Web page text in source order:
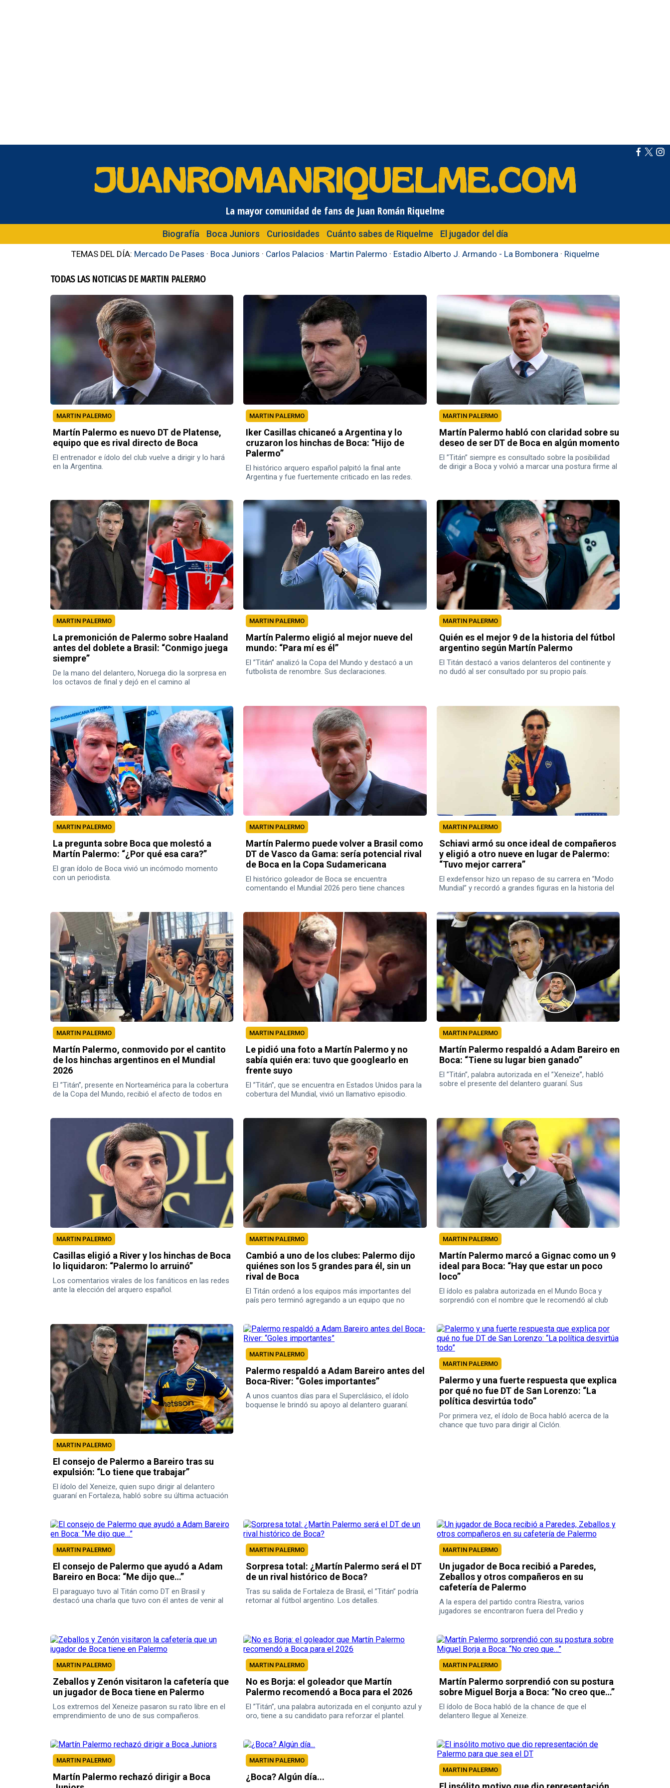
La mayor comunidad de fans de Juan Román Riquelme
Biografía Boca Juniors Curiosidades Cuánto sabes de Riquelme El jugador del día
TEMAS DEL DÍA: Mercado De Pases · Boca Juniors · Carlos Palacios · Martin Palermo · Estadio Alberto J. Armando - La Bombonera · Riquelme
TODAS LAS NOTICIAS DE MARTIN PALERMO
MARTIN PALERMO
Martín Palermo es nuevo DT de Platense,
equipo que es rival directo de Boca
El entrenador e ídolo del club vuelve a dirigir y lo hará
en la Argentina.
MARTIN PALERMO
Iker Casillas chicaneó a Argentina y lo
cruzaron los hinchas de Boca: “Hijo de
Palermo”
El histórico arquero español palpitó la final ante
Argentina y fue fuertemente criticado en las redes.
MARTIN PALERMO
Martín Palermo habló con claridad sobre su
deseo de ser DT de Boca en algún momento
El ”Titán” siempre es consultado sobre la posibilidad
de dirigir a Boca y volvió a marcar una postura firme al
MARTIN PALERMO
La premonición de Palermo sobre Haaland
antes del doblete a Brasil: “Conmigo juega
siempre”
De la mano del delantero, Noruega dio la sorpresa en
los octavos de final y dejó en el camino al
MARTIN PALERMO
Martín Palermo eligió al mejor nueve del
mundo: “Para mí es él”
El ”Titán” analizó la Copa del Mundo y destacó a un
futbolista de renombre. Sus declaraciones.
MARTIN PALERMO
Quién es el mejor 9 de la historia del fútbol
argentino según Martín Palermo
El Titán destacó a varios delanteros del continente y
no dudó al ser consultado por su propio país.
MARTIN PALERMO
La pregunta sobre Boca que molestó a
Martín Palermo: “¿Por qué esa cara?”
El gran ídolo de Boca vivió un incómodo momento
con un periodista.
MARTIN PALERMO
Martín Palermo puede volver a Brasil como
DT de Vasco da Gama: sería potencial rival
de Boca en la Copa Sudamericana
El histórico goleador de Boca se encuentra
comentando el Mundial 2026 pero tiene chances
MARTIN PALERMO
Schiavi armó su once ideal de compañeros
y eligió a otro nueve en lugar de Palermo:
“Tuvo mejor carrera”
El exdefensor hizo un repaso de su carrera en ”Modo
Mundial” y recordó a grandes figuras en la historia del
MARTIN PALERMO
Martín Palermo, conmovido por el cantito
de los hinchas argentinos en el Mundial
2026
El ”Titán”, presente en Norteamérica para la cobertura
de la Copa del Mundo, recibió el afecto de todos en
MARTIN PALERMO
Le pidió una foto a Martín Palermo y no
sabía quién era: tuvo que googlearlo en
frente suyo
El ”Titán”, que se encuentra en Estados Unidos para la
cobertura del Mundial, vivió un llamativo episodio.
MARTIN PALERMO
Martín Palermo respaldó a Adam Bareiro en
Boca: “Tiene su lugar bien ganado”
El ”Titán”, palabra autorizada en el ”Xeneize”, habló
sobre el presente del delantero guaraní. Sus
MARTIN PALERMO
Casillas eligió a River y los hinchas de Boca
lo liquidaron: “Palermo lo arruinó”
Los comentarios virales de los fanáticos en las redes
ante la elección del arquero español.
MARTIN PALERMO
Cambió a uno de los clubes: Palermo dijo
quiénes son los 5 grandes para él, sin un
rival de Boca
El Titán ordenó a los equipos más importantes del
país pero terminó agregando a un equipo que no
MARTIN PALERMO
Martín Palermo marcó a Gignac como un 9
ideal para Boca: “Hay que estar un poco
loco”
El ídolo es palabra autorizada en el Mundo Boca y
sorprendió con el nombre que le recomendó al club
MARTIN PALERMO
El consejo de Palermo a Bareiro tras su
expulsión: “Lo tiene que trabajar”
El ídolo del Xeneize, quien supo dirigir al delantero
guaraní en Fortaleza, habló sobre su última actuación
MARTIN PALERMO
Palermo respaldó a Adam Bareiro antes del
Boca-River: “Goles importantes”
A unos cuantos días para el Superclásico, el ídolo
boquense le brindó su apoyo al delantero guaraní.
MARTIN PALERMO
Palermo y una fuerte respuesta que explica
por qué no fue DT de San Lorenzo: “La
política desvirtúa todo”
Por primera vez, el ídolo de Boca habló acerca de la
chance que tuvo para dirigir al Ciclón.
MARTIN PALERMO
El consejo de Palermo que ayudó a Adam
Bareiro en Boca: “Me dijo que…”
El paraguayo tuvo al Titán como DT en Brasil y
destacó una charla que tuvo con él antes de venir al
MARTIN PALERMO
Sorpresa total: ¿Martín Palermo será el DT
de un rival histórico de Boca?
Tras su salida de Fortaleza de Brasil, el ”Titán” podría
retornar al fútbol argentino. Los detalles.
MARTIN PALERMO
Un jugador de Boca recibió a Paredes,
Zeballos y otros compañeros en su
cafetería de Palermo
A la espera del partido contra Riestra, varios
jugadores se encontraron fuera del Predio y
MARTIN PALERMO
Zeballos y Zenón visitaron la cafetería que
un jugador de Boca tiene en Palermo
Los extremos del Xeneize pasaron su rato libre en el
emprendimiento de uno de sus compañeros.
MARTIN PALERMO
No es Borja: el goleador que Martín
Palermo recomendó a Boca para el 2026
El ”Titán”, una palabra autorizada en el conjunto azul y
oro, tiene a su candidato para reforzar el plantel.
MARTIN PALERMO
Martín Palermo sorprendió con su postura
sobre Miguel Borja a Boca: “No creo que…”
El ídolo de Boca habló de la chance de que el
delantero llegue al Xeneize.
MARTIN PALERMO
Martín Palermo rechazó dirigir a Boca
MARTIN PALERMO
¿Boca? Algún día...
MARTIN PALERMO